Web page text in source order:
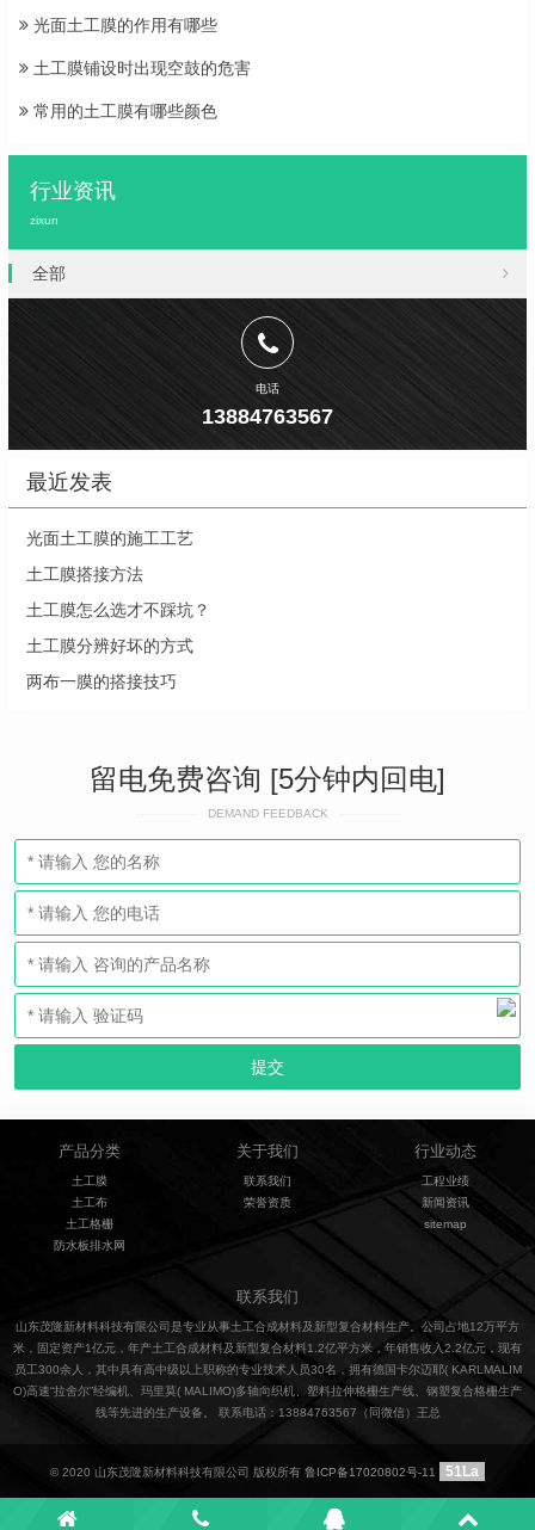
光面土工膜的作用有哪些
土工膜铺设时出现空鼓的危害
常用的土工膜有哪些颜色
行业资讯
zixun
全部
电话
13884763567
最近发表
光面土工膜的施工工艺
土工膜搭接方法
土工膜怎么选才不踩坑？
土工膜分辨好坏的方式
两布一膜的搭接技巧
留电免费咨询 [5分钟内回电]
DEMAND FEEDBACK
产品分类
土工膜
土工布
土工格栅
防水板排水网
关于我们
联系我们
荣誉资质
行业动态
工程业绩
新闻资讯
sitemap
联系我们
山东茂隆新材料科技有限公司是专业从事土工合成材料及新型复合材料生产。公司占地12万平方
米，固定资产1亿元，年产土工合成材料及新型复合材料1.2亿平方米，年销售收入2.2亿元，现有
员工300余人，其中具有高中级以上职称的专业技术人员30名，拥有德国卡尔迈耶( KARLMALIM
O)高速“拉舍尔”经编机、玛里莫( MALIMO)多轴向织机、塑料拉伸格栅生产线、钢塑复合格栅生产
线等先进的生产设备。 联系电话：13884763567（同微信）王总
© 2020 山东茂隆新材料科技有限公司 版权所有 鲁ICP备17020802号-11 51La